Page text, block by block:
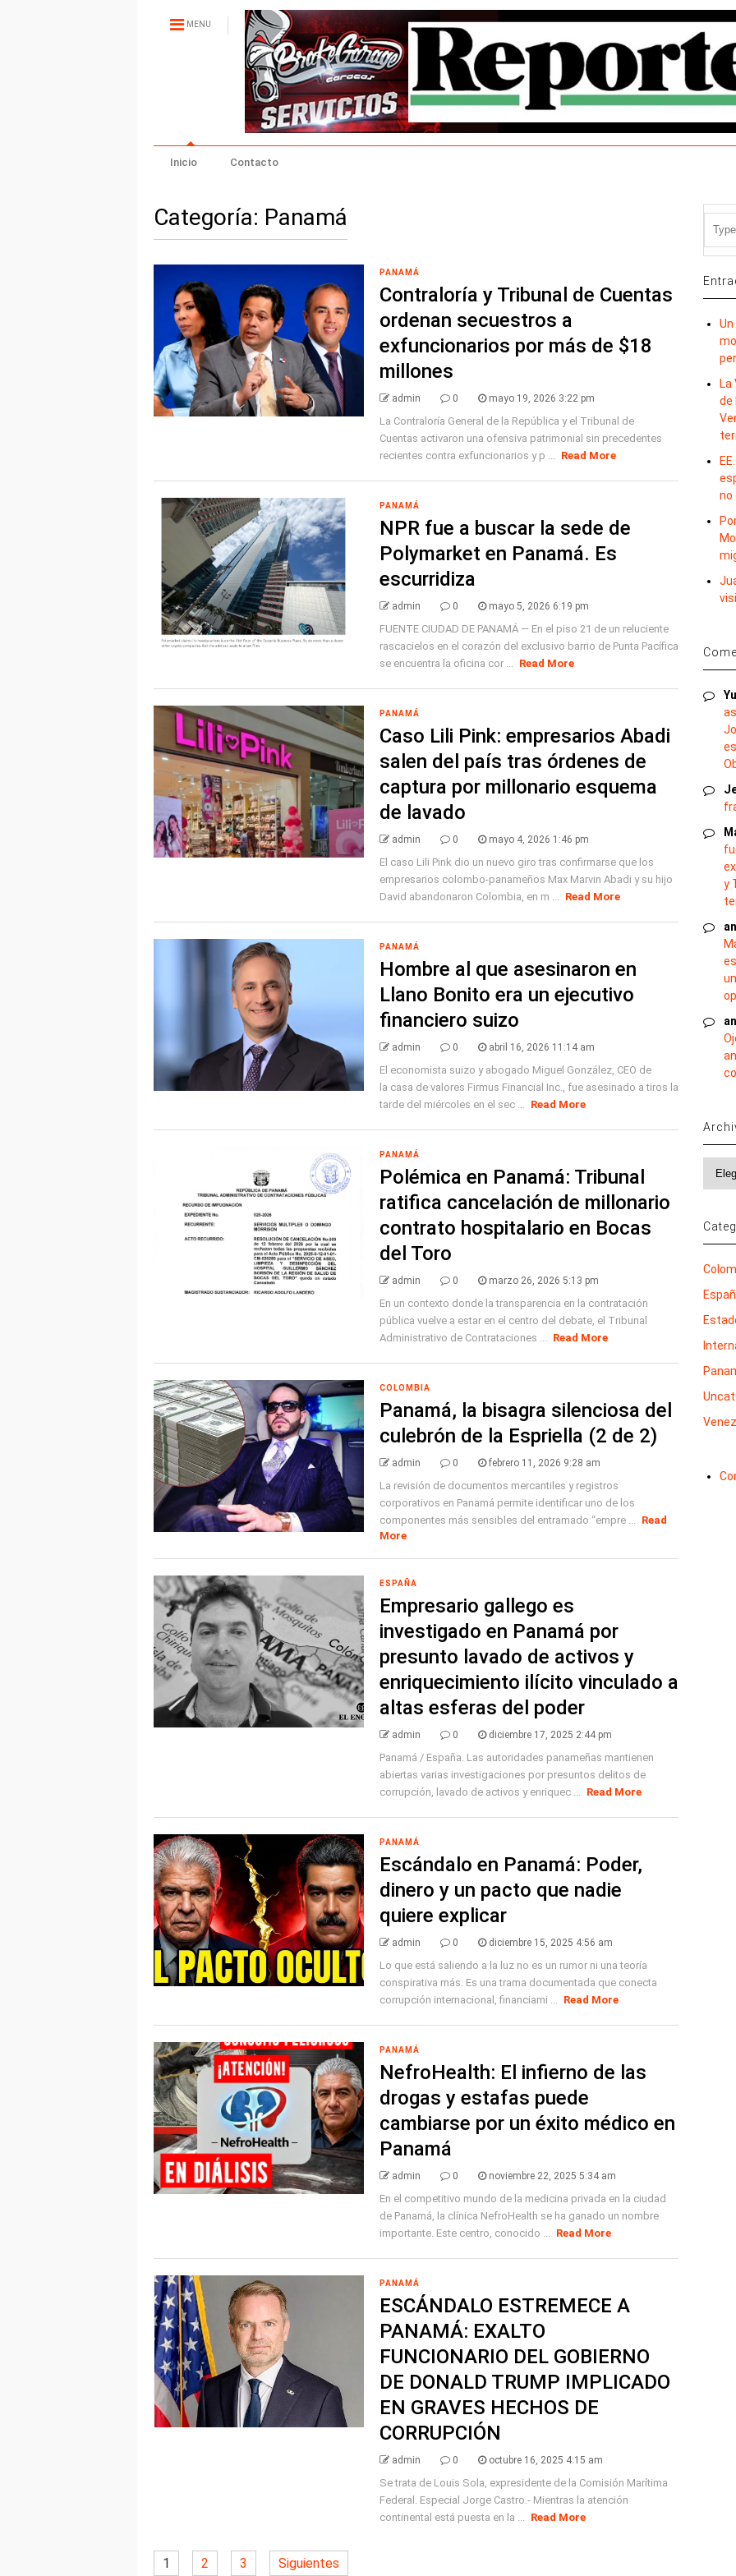
MENU
Inicio Contacto
Categoría: Panamá
PANAMÁ
Contraloría y Tribunal de Cuentas
ordenan secuestros a
exfuncionarios por más de $18
millones
admin 0 mayo 19, 2026 3:22 pm
La Contraloría General de la República y el Tribunal de
Cuentas activaron una ofensiva patrimonial sin precedentes
recientes contra exfuncionarios y p ...
Read More
PANAMÁ
NPR fue a buscar la sede de
Polymarket en Panamá. Es
escurridiza
admin 0 mayo 5, 2026 6:19 pm
FUENTE CIUDAD DE PANAMÁ — En el piso 21 de un reluciente
rascacielos en el corazón del exclusivo barrio de Punta Pacífica
se encuentra la oficina cor ...
Read More
PANAMÁ
Caso Lili Pink: empresarios Abadi
salen del país tras órdenes de
captura por millonario esquema
de lavado
admin 0 mayo 4, 2026 1:46 pm
El caso Lili Pink dio un nuevo giro tras confirmarse que los
empresarios colombo-panameños Max Marvin Abadi y su hijo
David abandonaron Colombia, en m ...
Read More
PANAMÁ
Hombre al que asesinaron en
Llano Bonito era un ejecutivo
financiero suizo
admin 0 abril 16, 2026 11:14 am
El economista suizo y abogado Miguel González, CEO de
la casa de valores Firmus Financial Inc., fue asesinado a tiros la
tarde del miércoles en el sec ...
Read More
PANAMÁ
Polémica en Panamá: Tribunal
ratifica cancelación de millonario
contrato hospitalario en Bocas
del Toro
admin 0 marzo 26, 2026 5:13 pm
En un contexto donde la transparencia en la contratación
pública vuelve a estar en el centro del debate, el Tribunal
Administrativo de Contrataciones ...
Read More
COLOMBIA
Panamá, la bisagra silenciosa del
culebrón de la Espriella (2 de 2)
admin 0 febrero 11, 2026 9:28 am
La revisión de documentos mercantiles y registros
corporativos en Panamá permite identificar uno de los
componentes más sensibles del entramado “empre ...
Read
More
ESPAÑA
Empresario gallego es
investigado en Panamá por
presunto lavado de activos y
enriquecimiento ilícito vinculado a
altas esferas del poder
admin 0 diciembre 17, 2025 2:44 pm
Panamá / España. Las autoridades panameñas mantienen
abiertas varias investigaciones por presuntos delitos de
corrupción, lavado de activos y enriquec ...
Read More
PANAMÁ
Escándalo en Panamá: Poder,
dinero y un pacto que nadie
quiere explicar
admin 0 diciembre 15, 2025 4:56 am
Lo que está saliendo a la luz no es un rumor ni una teoría
conspirativa más. Es una trama documentada que conecta
corrupción internacional, financiami ...
Read More
PANAMÁ
NefroHealth: El infierno de las
drogas y estafas puede
cambiarse por un éxito médico en
Panamá
admin 0 noviembre 22, 2025 5:34 am
En el competitivo mundo de la medicina privada en la ciudad
de Panamá, la clínica NefroHealth se ha ganado un nombre
importante. Este centro, conocido ...
Read More
PANAMÁ
ESCÁNDALO ESTREMECE A
PANAMÁ: EXALTO
FUNCIONARIO DEL GOBIERNO
DE DONALD TRUMP IMPLICADO
EN GRAVES HECHOS DE
CORRUPCIÓN
admin 0 octubre 16, 2025 4:15 am
Se trata de Louis Sola, expresidente de la Comisión Marítima
Federal. Especial Jorge Castro.- Mientras la atención
continental está puesta en la ...
Read More
1 2 3 Siguientes
La
de
no
y